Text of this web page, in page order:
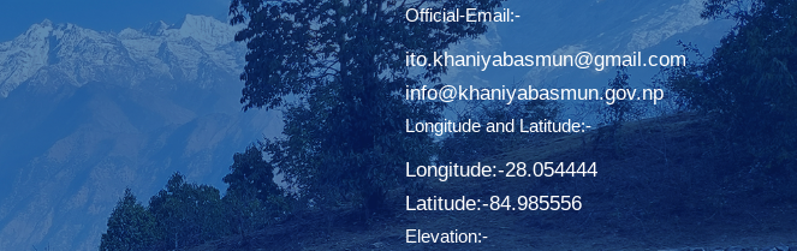
Official-Email:-
ito.khaniyabasmun@gmail.com
info@khaniyabasmun.gov.np
Longitude and Latitude:-
Longitude:-28.054444
Latitude:-​84.985556
Elevation:-